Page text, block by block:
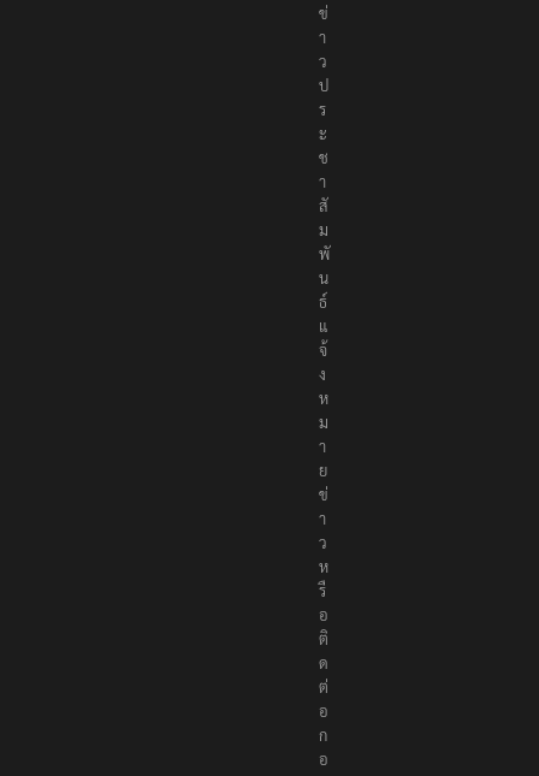
ข่
า
ว
ป
ร
ะ
ช
า
สั
ม
พั
น
ธ์
แ
จ้
ง
ห
ม
า
ย
ข่
า
ว
ห
รื
อ
ติ
ด
ต่
อ
ก
อ